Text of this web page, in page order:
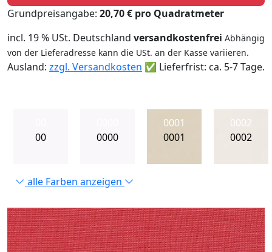
Grundpreisangabe: 20,70 € pro Quadratmeter
incl. 19 % USt. Deutschland versandkostenfrei Abhängig
von der Lieferadresse kann die USt. an der Kasse variieren.
Ausland: zzgl. Versandkosten ✅ Lieferfrist: ca. 5-7 Tage.
00
0000
0001
0001
0002
0002
alle Farben anzeigen